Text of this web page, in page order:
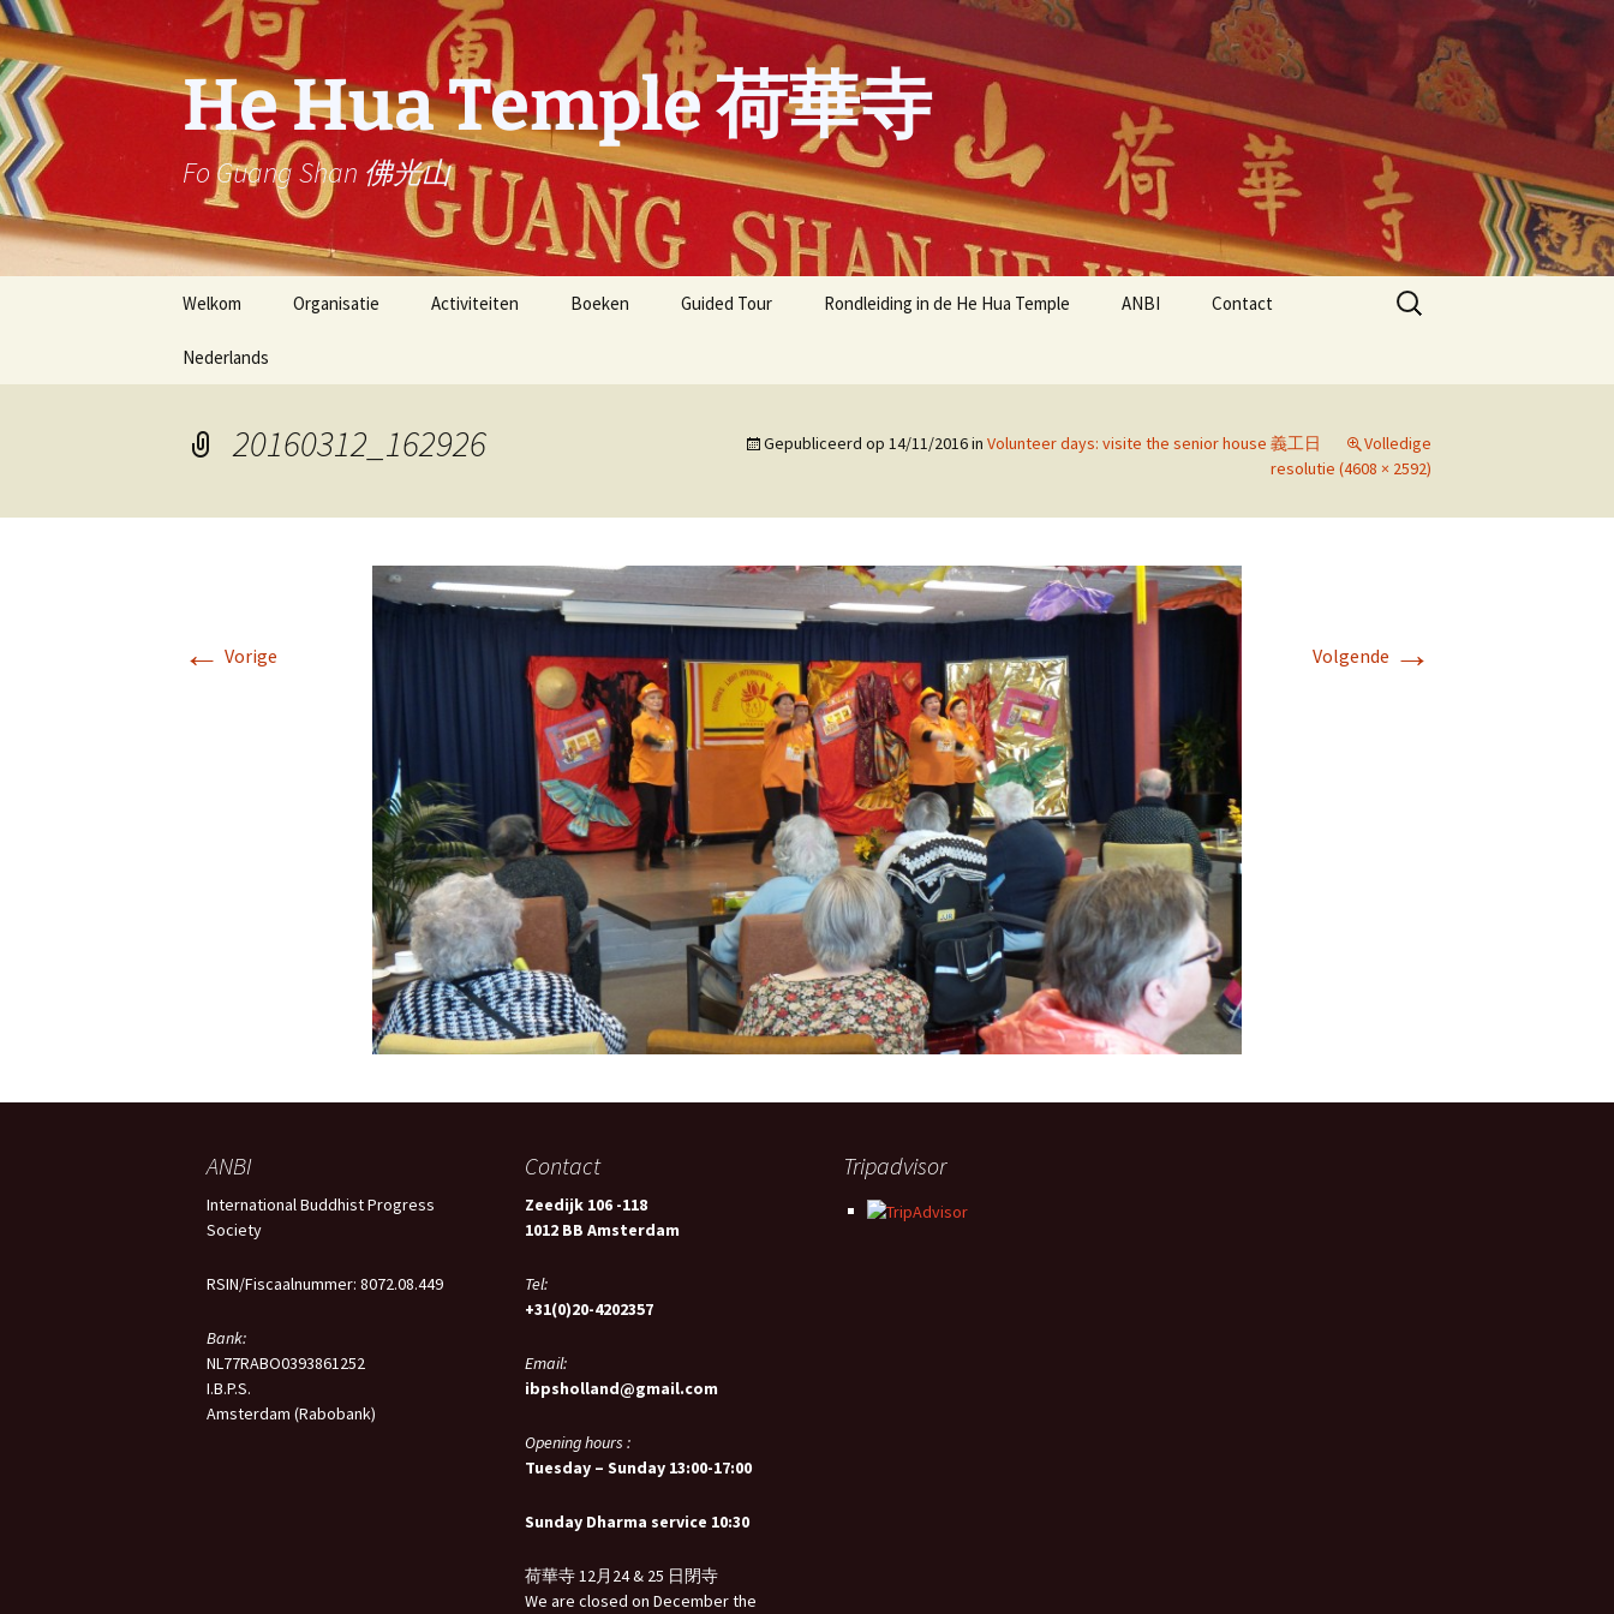
Ga
naar
de
inhoud
He Hua Temple 荷華寺
Fo Guang Shan 佛光山
Welkom Organisatie
He Hua Tempel
Young Adult Division
Hua Tempel
Activiteiten
activities)
Master Hsing Yun
Boeken Guided Tour Rondleiding in de He Hua Temple ANBI Contact
Nederlands
English
Search
for:
20160312_162926 Gepubliceerd op 14/11/2016in Volunteer days: visite the senior house 義工日
Volledige
resolutie (4608 × 2592)
← Vorige Volgende →
ANBI
International Buddhist Progress
Society
RSIN/Fiscaalnummer: 8072.08.449
Bank:
NL77RABO0393861252
I.B.P.S.
Amsterdam (Rabobank)
Contact
Zeedijk 106 -118
1012 BB Amsterdam
Tel:
+31(0)20-4202357
Email:
ibpsholland@gmail.com
Opening hours :
Tuesday – Sunday 13:00-17:00
Sunday Dharma service 10:30
荷華寺 12月24 & 25 日閉寺
We are closed on December the
Tripadvisor